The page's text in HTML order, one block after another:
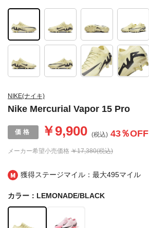
獲得ステージマイル：最大495マイル
NIKE(ナイキ)
Nike Mercurial Vapor 15 Pro
メーカー希望小売価格 ￥17,380(税込)
￥9,900 (税込) 43％OFF
カラー：LEMONADE/BLACK